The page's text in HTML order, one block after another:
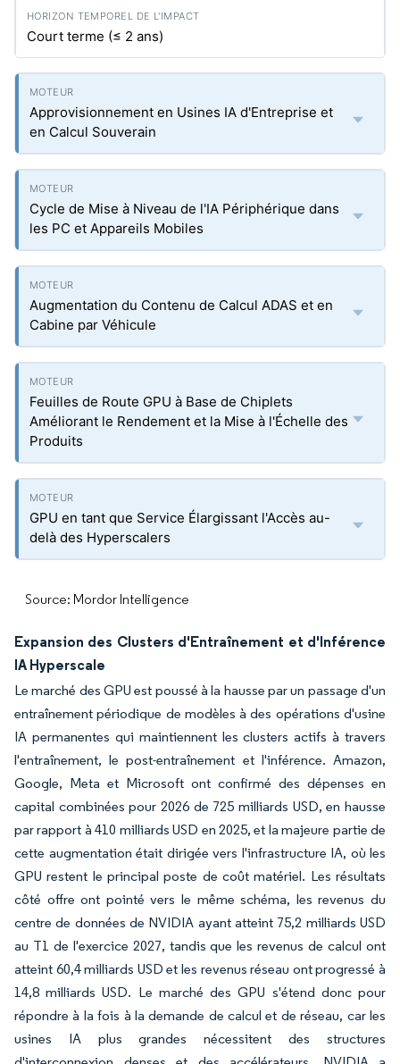
Court terme (≤ 2 ans)
Approvisionnement en Usines IA d'Entreprise et
en Calcul Souverain
Cycle de Mise à Niveau de l'IA Périphérique dans
les PC et Appareils Mobiles
Augmentation du Contenu de Calcul ADAS et en
Cabine par Véhicule
Feuilles de Route GPU à Base de Chiplets
Améliorant le Rendement et la Mise à l'Échelle des
Produits
GPU en tant que Service Élargissant l'Accès au-
delà des Hyperscalers
Source: Mordor Intelligence
Expansion des Clusters d'Entraînement et d'Inférence
IA Hyperscale
Le marché des GPU est poussé à la hausse par un passage d'un
entraînement périodique de modèles à des opérations d'usine
IA permanentes qui maintiennent les clusters actifs à travers
l'entraînement, le post-entraînement et l'inférence. Amazon,
Google, Meta et Microsoft ont confirmé des dépenses en
capital combinées pour 2026 de 725 milliards USD, en hausse
par rapport à 410 milliards USD en 2025, et la majeure partie de
cette augmentation était dirigée vers l'infrastructure IA, où les
GPU restent le principal poste de coût matériel. Les résultats
côté offre ont pointé vers le même schéma, les revenus du
centre de données de NVIDIA ayant atteint 75,2 milliards USD
au T1 de l'exercice 2027, tandis que les revenus de calcul ont
atteint 60,4 milliards USD et les revenus réseau ont progressé à
14,8 milliards USD. Le marché des GPU s'étend donc pour
répondre à la fois à la demande de calcul et de réseau, car les
usines IA plus grandes nécessitent des structures